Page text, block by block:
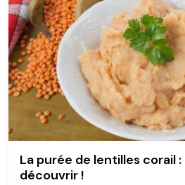
La purée de lentilles corail
découvrir !